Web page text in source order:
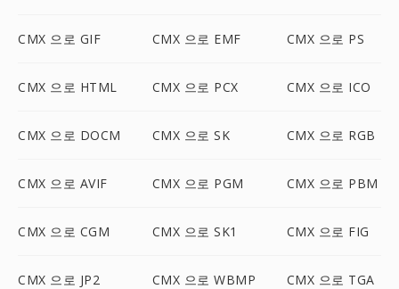
CMX 으로 GIF CMX 으로 EMF CMX 으로 PS
CMX 으로 HTML CMX 으로 PCX CMX 으로 ICO
CMX 으로 DOCM CMX 으로 SK CMX 으로 RGB
CMX 으로 AVIF CMX 으로 PGM CMX 으로 PBM
CMX 으로 CGM CMX 으로 SK1 CMX 으로 FIG
CMX 으로 JP2 CMX 으로 WBMP CMX 으로 TGA